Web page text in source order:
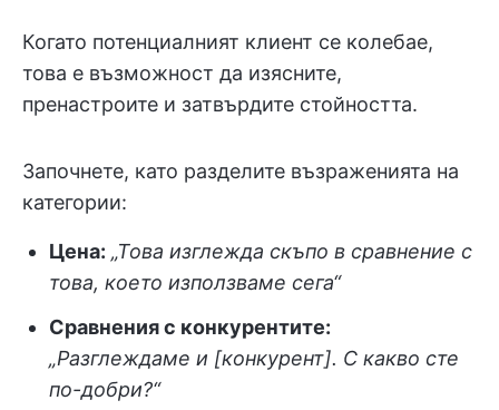
Когато потенциалният клиент се колебае,
това е възможност да изясните,
пренастроите и затвърдите стойността.
Започнете, като разделите възраженията на
категории:
Цена: „Това изглежда скъпо в сравнение с
това, което използваме сега“
Сравнения с конкурентите:
„Разглеждаме и [конкурент]. С какво сте
по-добри?“